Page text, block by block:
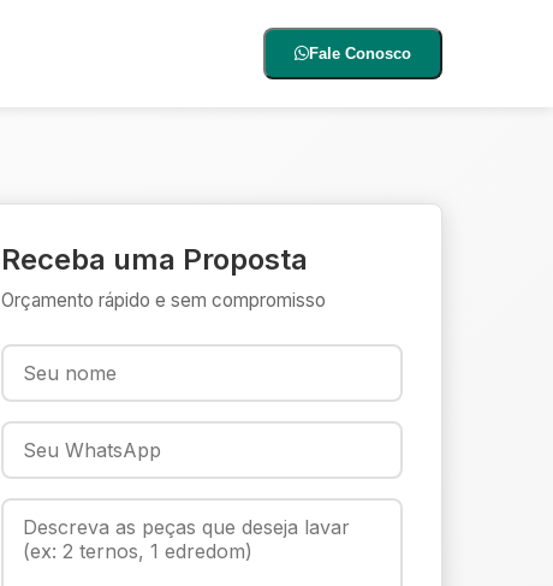
Fale Conosco
Receba uma Proposta
Orçamento rápido e sem compromisso